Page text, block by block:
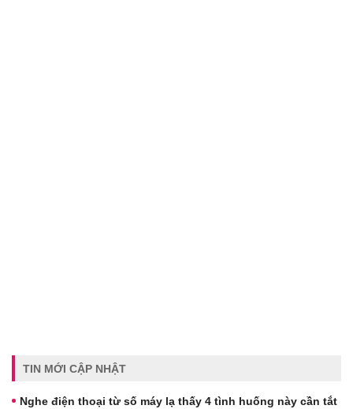
TIN MỚI CẬP NHẬT
Nghe điện thoại từ số máy lạ thấy 4 tình huống này cần tắt